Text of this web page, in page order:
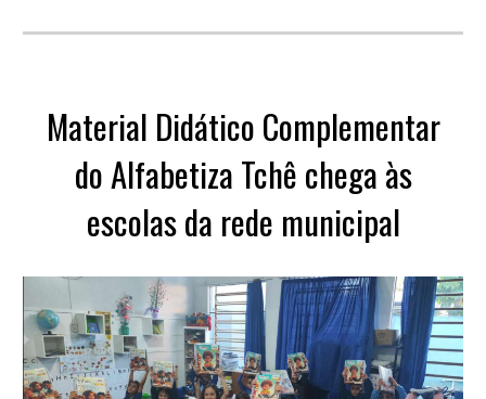
Material Didático Complementar
do Alfabetiza Tchê chega às
escolas da rede municipal